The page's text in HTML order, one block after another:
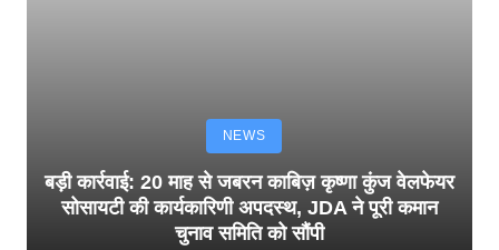
NEWS
बड़ी कार्रवाई: 20 माह से जबरन काबिज़ कृष्णा कुंज वेलफेयर
सोसायटी की कार्यकारिणी अपदस्थ, JDA ने पूरी कमान
चुनाव समिति को सौंपी